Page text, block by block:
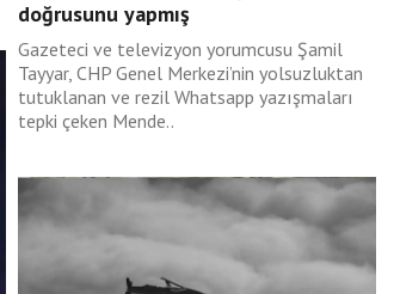
doğrusunu yapmış
Gazeteci ve televizyon yorumcusu Şamil
Tayyar, CHP Genel Merkezi’nin yolsuzluktan
tutuklanan ve rezil Whatsapp yazışmaları
tepki çeken Mende..